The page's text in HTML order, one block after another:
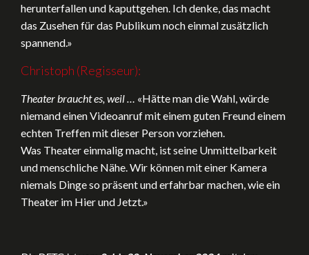
herunterfallen und kaputtgehen. Ich denke, das macht
das Zusehen für das Publikum noch einmal zusätzlich
spannend.»
Christoph (Regisseur):
Theater braucht es, weil …
«Hätte man die Wahl, würde
niemand einen Videoanruf mit einem guten Freund einem
echten Treffen mit dieser Person vorziehen.
Was Theater einmalig macht, ist seine Unmittelbarkeit
und menschliche Nähe. Wir können mit einer Kamera
niemals Dinge so präsent und erfahrbar machen, wie ein
Theater im Hier und Jetzt.»